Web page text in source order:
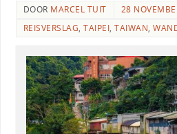
DOOR MARCEL TUIT
28
REISVERSLAG,TAIPEI,TAIWAN,